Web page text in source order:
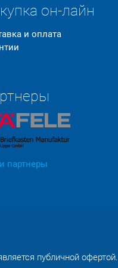
он-лайн
и оплата
партнеры
публичной офертой.